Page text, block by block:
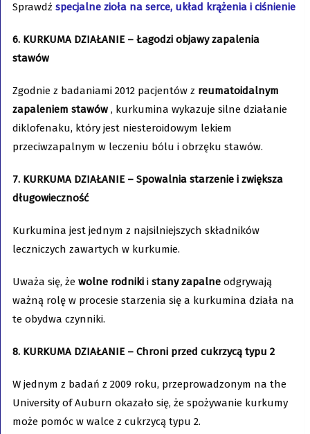
Sprawdź specjalne zioła na serce, układ krążenia i ciśnienie
6. KURKUMA DZIAŁANIE – Łagodzi objawy zapalenia
stawów
Zgodnie z badaniami 2012 pacjentów z reumatoidalnym
zapaleniem stawów , kurkumina wykazuje silne działanie
diklofenaku, który jest niesteroidowym lekiem
przeciwzapalnym w leczeniu bólu i obrzęku stawów.
7. KURKUMA DZIAŁANIE – Spowalnia starzenie i zwiększa
długowieczność
Kurkumina jest jednym z najsilniejszych składników
leczniczych zawartych w kurkumie.
Uważa się, że wolne rodnikii stany zapalneodgrywają
ważną rolę w procesie starzenia się a kurkumina działa na
te obydwa czynniki.
8. KURKUMA DZIAŁANIE – Chroni przed cukrzycą typu 2
W jednym z badań z 2009 roku, przeprowadzonym na the
University of Auburn okazało się, że spożywanie kurkumy
może pomóc w walce z cukrzycą typu 2.